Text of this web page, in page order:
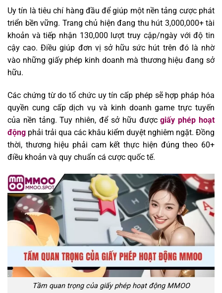
Uy tín là tiêu chí hàng đầu để giúp một nền tảng cược phát
triển bền vững. Trang chủ hiện đang thu hút 3,000,000+ tài
khoản và tiếp nhận 130,000 lượt truy cập/ngày với độ tin
cậy cao. Điều giúp đơn vị sở hữu sức hút trên đó là nhờ
vào những giấy phép kinh doanh mà thương hiệu đang sở
hữu.
Các chứng từ do tổ chức uy tín cấp phép sẽ hợp pháp hóa
quyền cung cấp dịch vụ và kinh doanh game trực tuyến
của nền tảng. Tuy nhiên, để sở hữu được giấy phép hoạt
động phải trải qua các khâu kiểm duyệt nghiêm ngặt. Đồng
thời, thương hiệu phải cam kết thực hiện đúng theo 60+
điều khoản và quy chuẩn cá cược quốc tế.
Tầm quan trọng của giấy phép hoạt động MMOO